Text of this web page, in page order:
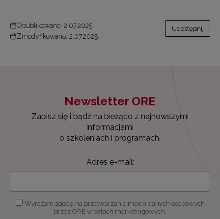
Opublikowano: 2.07.2025
Zmodyfikowano: 2.07.2025
Udostępnij
Newsletter ORE
Zapisz się i bądź na bieżąco z najnowszymi
informacjami
o szkoleniach i programach.
Adres e-mail:
Wyrażam zgodę na przetwarzanie moich danych osobowych
przez ORE w celach marketingowych.